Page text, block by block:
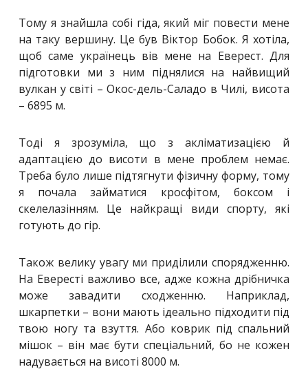
Тому я знайшла собі гіда, який міг повести мене
на таку вершину. Це був Віктор Бобок. Я хотіла,
щоб саме українець вів мене на Еверест. Для
підготовки ми з ним піднялися на найвищий
вулкан у світі – Окос-дель-Саладо в Чилі, висота
– 6895 м.
Тоді я зрозуміла, що з акліматизацією й
адаптацією до висоти в мене проблем немає.
Треба було лише підтягнути фізичну форму, тому
я почала займатися кросфітом, боксом і
скелелазінням. Це найкращі види спорту, які
готують до гір.
Також велику увагу ми приділили спорядженню.
На Евересті важливо все, адже кожна дрібничка
може завадити сходженню. Наприклад,
шкарпетки – вони мають ідеально підходити під
твою ногу та взуття. Або коврик під спальний
мішок – він має бути спеціальний, бо не кожен
надувається на висоті 8000 м.